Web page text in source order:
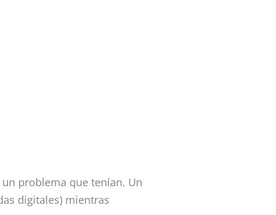
problema que tenían. Un
digitales) mientras